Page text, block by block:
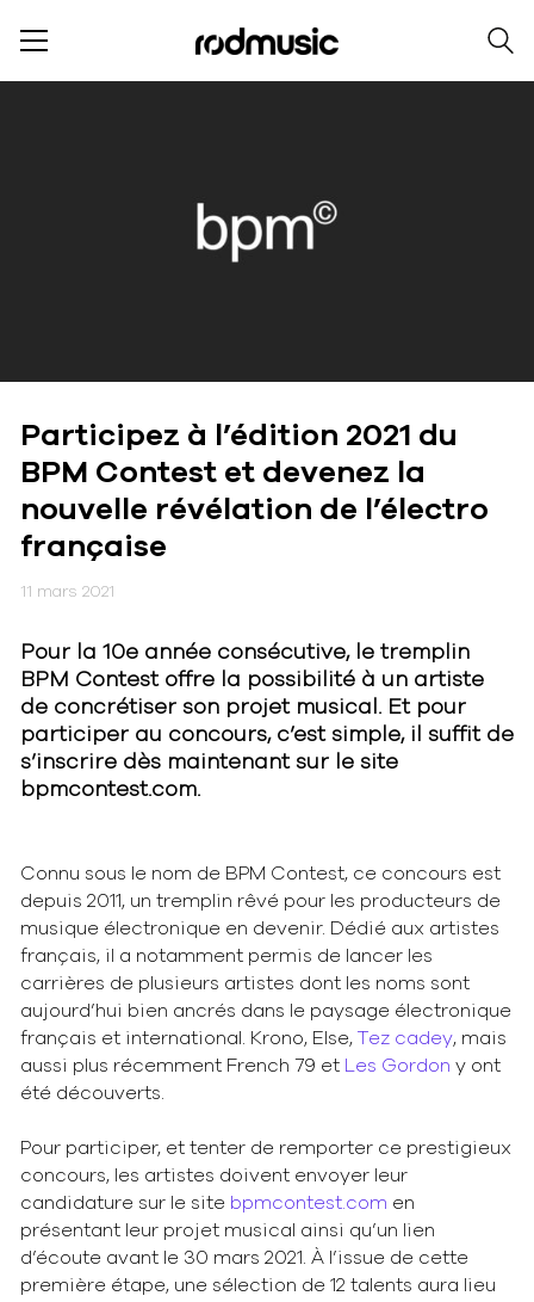
Participez à l’édition 2021 du
BPM Contest et devenez la
nouvelle révélation de l’électro
française
11 mars 2021
Pour la 10e année consécutive, le tremplin
BPM Contest offre la possibilité à un artiste
de concrétiser son projet musical. Et pour
participer au concours, c’est simple, il suffit de
s’inscrire dès maintenant sur le site
bpmcontest.com.
Connu sous le nom de BPM Contest, ce concours est
depuis 2011, un tremplin rêvé pour les producteurs de
musique électronique en devenir. Dédié aux artistes
français, il a notamment permis de lancer les
carrières de plusieurs artistes dont les noms sont
aujourd’hui bien ancrés dans le paysage électronique
français et international. Krono, Else, Tez cadey, mais
aussi plus récemment French 79 et
Les Gordon y ont
été découverts.
Pour participer, et tenter de remporter ce prestigieux
concours, les artistes doivent envoyer leur
candidature sur le site bpmcontest.com en
présentant leur projet musical ainsi qu’un lien
d’écoute avant le 30 mars 2021. À l’issue de cette
première étape, une sélection de 12 talents aura lieu